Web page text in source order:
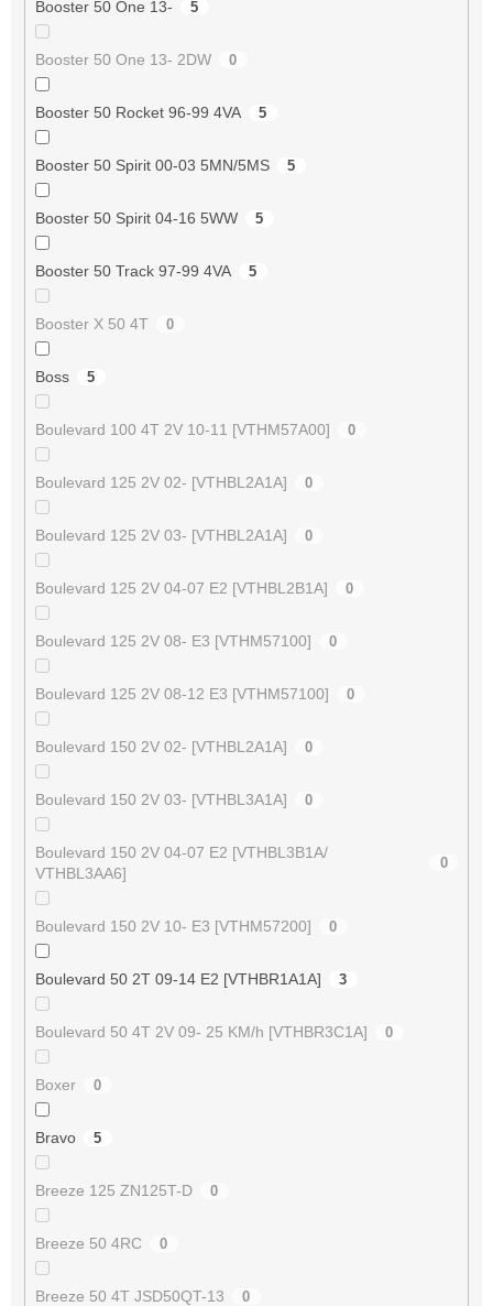
Booster 50 One 13- 5
Booster 50 One 13- 2DW 0
Booster 50 Rocket 96-99 4VA 5
Booster 50 Spirit 00-03 5MN/5MS 5
Booster 50 Spirit 04-16 5WW 5
Booster 50 Track 97-99 4VA 5
Booster X 50 4T 0
Boss 5
Boulevard 100 4T 2V 10-11 [VTHM57A00] 0
Boulevard 125 2V 02- [VTHBL2A1A] 0
Boulevard 125 2V 03- [VTHBL2A1A] 0
Boulevard 125 2V 04-07 E2 [VTHBL2B1A] 0
Boulevard 125 2V 08- E3 [VTHM57100] 0
Boulevard 125 2V 08-12 E3 [VTHM57100] 0
Boulevard 150 2V 02- [VTHBL2A1A] 0
Boulevard 150 2V 03- [VTHBL3A1A] 0
Boulevard 150 2V 04-07 E2 [VTHBL3B1A/
VTHBL3AA6]
0
Boulevard 150 2V 10- E3 [VTHM57200] 0
Boulevard 50 2T 09-14 E2 [VTHBR1A1A] 3
Boulevard 50 4T 2V 09- 25 KM/h [VTHBR3C1A] 0
Boxer 0
Bravo 5
Breeze 125 ZN125T-D 0
Breeze 50 4RC 0
Breeze 50 4T JSD50QT-13 0